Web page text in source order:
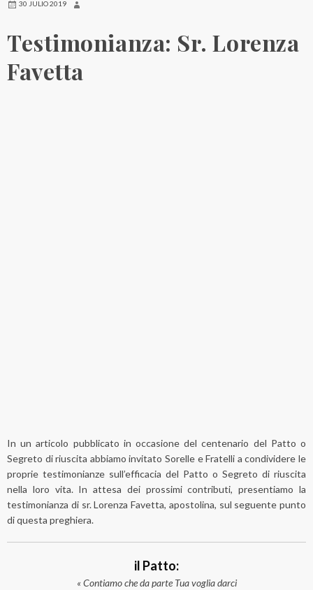
30 JULIO 2019
Testimonianza: Sr. Lorenza
Favetta
In un articolo pubblicato in occasione del centenario del Patto o
Segreto di riuscita abbiamo invitato Sorelle e Fratelli a condividere le
proprie testimonianze sull’efficacia del Patto o Segreto di riuscita
nella loro vita. In attesa dei prossimi contributi, presentiamo la
testimonianza di sr. Lorenza Favetta, apostolina, sul seguente punto
di questa preghiera.
il Patto:
« Contiamo che da parte Tua voglia darci